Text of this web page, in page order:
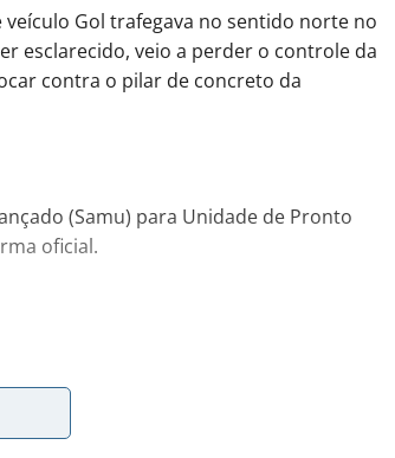
Gol trafegava no sentido norte no
esclarecido, veio a perder o controle da
contra o pilar de concreto da
(Samu) para Unidade de Pronto
oficial.
qualidade e credibilidade. Apoie o jornalismo